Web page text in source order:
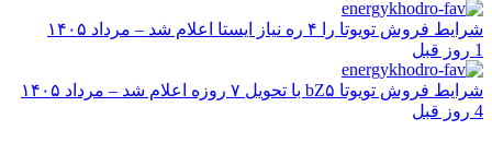
شرایط فروش تویوتا را ۴ ره نیاز ایستا اعلام شد – مرداد ۱۴۰۵
1 روز قبل
شرایط فروش تویوتا bZ۵ با تحویل ۷ روزه اعلام شد – مرداد ۱۴۰۵
4 روز قبل